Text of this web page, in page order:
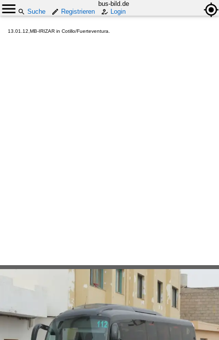
bus-bild.de
Suche
Registrieren Login
13.01.12,MB-IRIZAR in Cotillo/Fuerteventura.